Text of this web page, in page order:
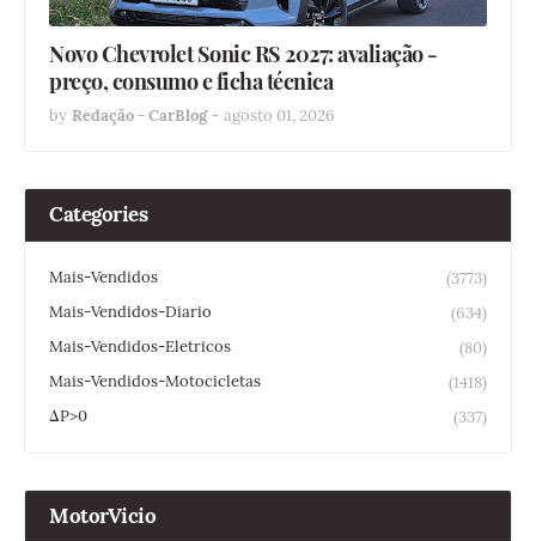
Novo Chevrolet Sonic RS 2027: avaliação -
preço, consumo e ficha técnica
by Redação - CarBlog - agosto 01, 2026
Categories
Mais-Vendidos
(3773)
Mais-Vendidos-Diario
(634)
Mais-Vendidos-Eletricos
(80)
Mais-Vendidos-Motocicletas
(1418)
ΔP>0
(337)
MotorVicio